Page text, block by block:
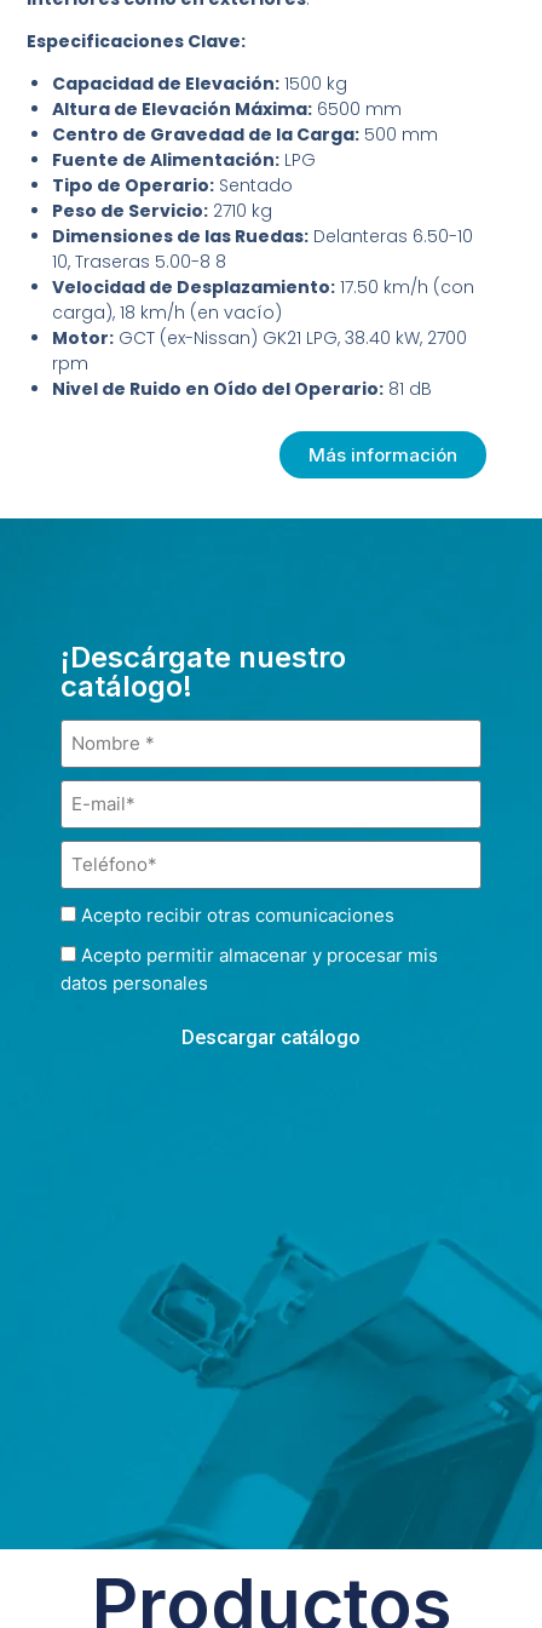
Especificaciones Clave:
Capacidad de Elevación: 1500 kg
Altura de Elevación Máxima: 6500 mm
Centro de Gravedad de la Carga: 500 mm
Fuente de Alimentación: LPG
Tipo de Operario: Sentado
Peso de Servicio: 2710 kg
Dimensiones de las Ruedas: Delanteras 6.50-10
10, Traseras 5.00-8 8
Velocidad de Desplazamiento: 17.50 km/h (con
carga), 18 km/h (en vacío)
Motor: GCT (ex-Nissan) GK21 LPG, 38.40 kW, 2700
rpm
Nivel de Ruido en Oído del Operario: 81 dB
Más información
¡Descárgate nuestro
catálogo!
Acepto recibir otras comunicaciones
Acepto permitir almacenar y procesar mis
datos personales
Descargar catálogo
Productos